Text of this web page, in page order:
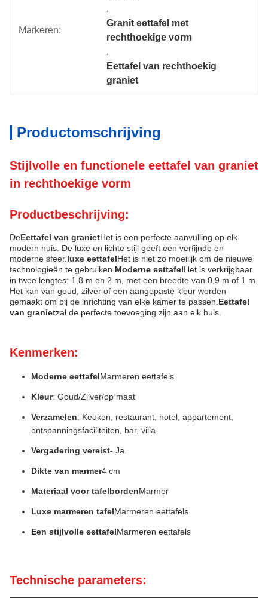
Markeren:
,
Granit eettafel met
rechthoekige vorm
,
Eettafel van rechthoekig
graniet
Productomschrijving
Stijlvolle en functionele eettafel van graniet
in rechthoekige vorm
Productbeschrijving:
DeEettafel van granietHet is een perfecte aanvulling op elk
modern huis. De luxe en lichte stijl geeft een verfijnde en
moderne sfeer. luxe eettafelHet is niet zo moeilijk om de nieuwe
technologieën te gebruiken. Moderne eettafelHet is verkrijgbaar
in twee lengtes: 1,8 m en 2 m, met een breedte van 0,9 m of 1 m.
Het kan van goud, zilver of een aangepaste kleur worden
gemaakt om bij de inrichting van elke kamer te passen. Eettafel
van granietzal de perfecte toevoeging zijn aan elk huis.
Kenmerken:
Moderne eettafelMarmeren eettafels
Kleur: Goud/Zilver/op maat
Verzamelen: Keuken, restaurant, hotel, appartement,
ontspanningsfaciliteiten, bar, villa
Vergadering vereist- Ja.
Dikte van marmer4 cm
Materiaal voor tafelbordenMarmer
Luxe marmeren tafelMarmeren eettafels
Een stijlvolle eettafelMarmeren eettafels
Technische parameters: